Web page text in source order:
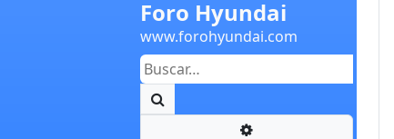
Foro Hyundai
www.forohyundai.com